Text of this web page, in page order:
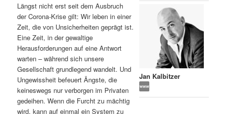
n
h
a
l
t
n
I
n
h
a
Jan Kalbitzer
Längst nicht erst seit dem Ausbruch
der Corona-Krise gilt: Wir leben in einer
Zeit, die von Unsicherheiten geprägt ist.
Eine Zeit, in der gewaltige
Herausforderungen auf eine Antwort
warten – während sich unsere
Gesellschaft grundlegend wandelt. Und
Ungewissheit befeuert Ängste, die
keineswegs nur verborgen im Privaten
gedeihen. Wenn die Furcht zu mächtig
wird, kann auf einmal ein System zu